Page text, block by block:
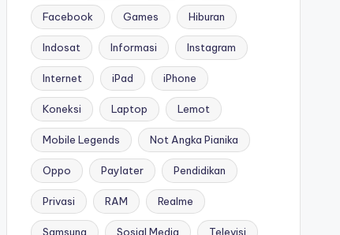
Facebook Games Hiburan
Indosat Informasi Instagram
Internet iPad iPhone
Koneksi Laptop Lemot
Mobile Legends Not Angka Pianika
Oppo Paylater Pendidikan
Privasi RAM Realme
Samsung Sosial Media Televisi